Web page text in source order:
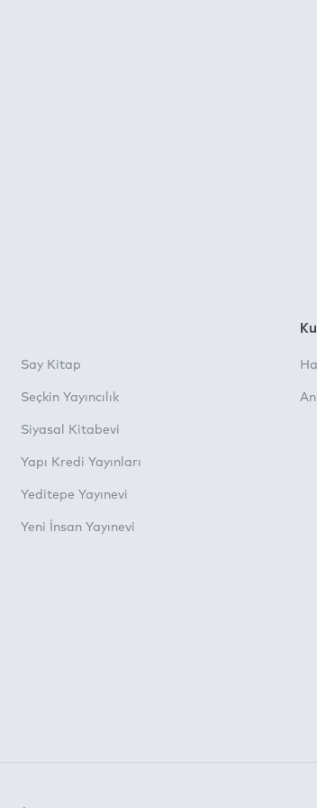
Say Kitap
Seçkin Yayıncılık
Siyasal Kitabevi
Yapı Kredi Yayınları
Yeditepe Yayınevi
Yeni İnsan Yayınevi